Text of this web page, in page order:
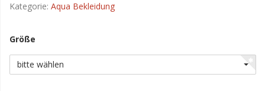
Kategorie: Aqua Bekleidung
Größe
bitte wählen